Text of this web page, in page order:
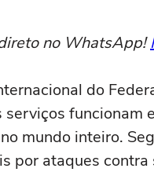
no WhatsApp!
do
funcionam
mundo inteiro.
por ataques